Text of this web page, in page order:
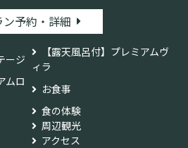
ン予約・詳細
ージ
【露天風呂付】プレミアムヴ
ィラ
ムロ
お食事
食の体験
周辺観光
アクセス